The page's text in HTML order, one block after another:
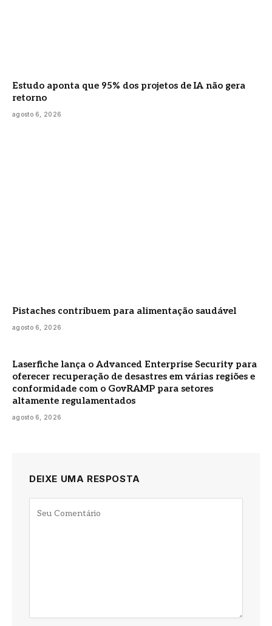
Estudo aponta que 95% dos projetos de IA não gera
retorno
agosto 6, 2026
Pistaches contribuem para alimentação saudável
agosto 6, 2026
Laserfiche lança o Advanced Enterprise Security para
oferecer recuperação de desastres em várias regiões e
conformidade com o GovRAMP para setores
altamente regulamentados
agosto 6, 2026
DEIXE UMA RESPOSTA